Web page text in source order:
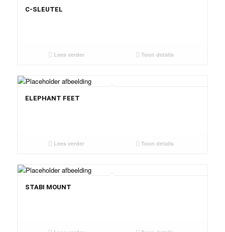
C-SLEUTEL
Lees verder Toon details
ELEPHANT FEET
Lees verder Toon details
STABI MOUNT